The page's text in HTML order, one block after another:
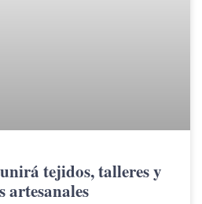
tejidos, talleres y
artesanales